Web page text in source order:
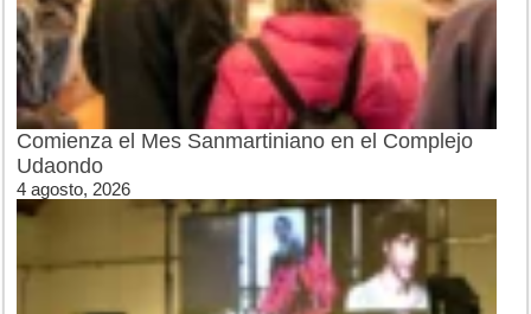
Comienza el Mes Sanmartiniano en el Complejo
Udaondo
4 agosto, 2026